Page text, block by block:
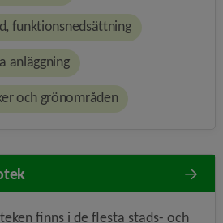
funktionsnedsättning
anläggning
och grönområden
finns i de flesta stads- och